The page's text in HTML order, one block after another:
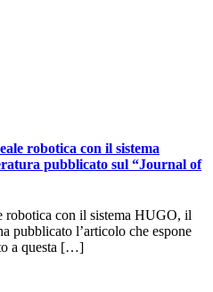
robotica con il sistema
pubblicato sul “Journal of
robotica con il sistema HUGO, il
pubblicato l’articolo che espone
a questa […]